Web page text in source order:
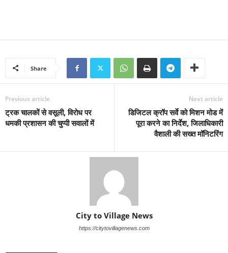
Share
Previous article
ट्रक चालकों से वसूली, विरोध पर
धमकी प्रशासन की चुप्पी सवालों में
Next article
डिजिटल क्रॉप सर्वे को मिशन मोड में
पूरा करने का निर्देश, जिलाधिकारी
वैशाली की सख्त मॉनिटरिंग
City to Village News
https://citytovillagenews.com